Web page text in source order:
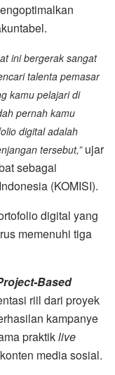
ini bergerak sangat
talenta pemasar
kamu pelajari di
pernah kamu
digital adalah
tersebut,”ujar
sebagai
(KOMISI).
digital yang
memenuhi tiga
Based
riil dari proyek
kampanye
praktiklive
media sosial.